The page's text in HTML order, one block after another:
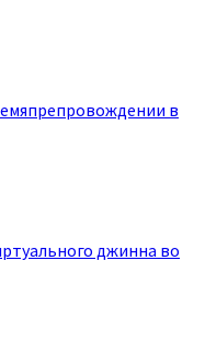
в
джинна во